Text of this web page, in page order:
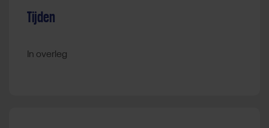
Tijden
In overleg